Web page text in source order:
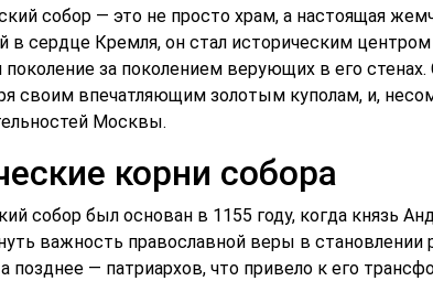
собор — это не просто храм, а настоящая
в сердце Кремля, он стал историческим
за поколением верующих в его
своим впечатляющим золотым куполам, и,
Москвы.
корни собора
собор был основан в 1155 году, когда князь
важность православной веры в становлении
позднее — патриархов, что привело к его